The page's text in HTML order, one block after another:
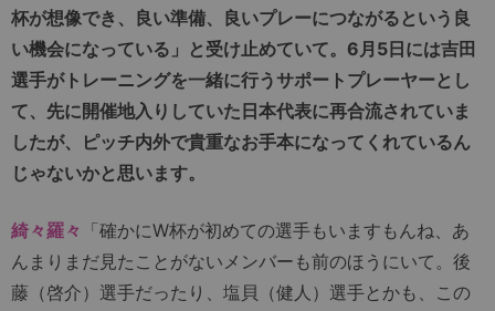
杯が想像でき、良い準備、良いプレーにつながるという良
い機会になっている」と受け止めていて。6月5日には吉田
選手がトレーニングを一緒に行うサポートプレーヤーとし
て、先に開催地入りしていた日本代表に再合流されていま
したが、ピッチ内外で貴重なお手本になってくれているん
じゃないかと思います。
綺々羅々 「確かにW杯が初めての選手もいますもんね、あ
んまりまだ見たことがないメンバーも前のほうにいて。後
藤（啓介）選手だったり、塩貝（健人）選手とかも、この